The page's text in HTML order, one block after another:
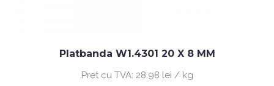
Platbanda W1.4301 20 X 8 MM
Pret cu TVA: 28.98 lei / kg